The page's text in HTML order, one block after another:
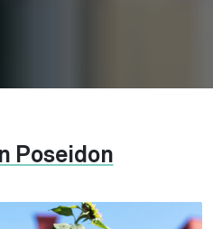
Poseidon